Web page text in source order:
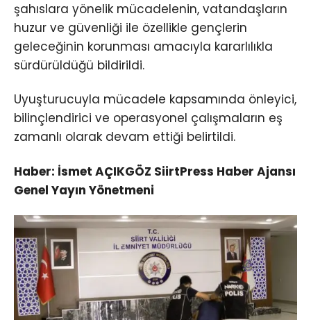
şahıslara yönelik mücadelenin, vatandaşların
huzur ve güvenliği ile özellikle gençlerin
geleceğinin korunması amacıyla kararlılıkla
sürdürüldüğü bildirildi.
Uyuşturucuyla mücadele kapsamında önleyici,
bilinçlendirici ve operasyonel çalışmaların eş
zamanlı olarak devam ettiği belirtildi.
Haber: İsmet AÇIKGÖZ SiirtPress Haber Ajansı
Genel Yayın Yönetmeni